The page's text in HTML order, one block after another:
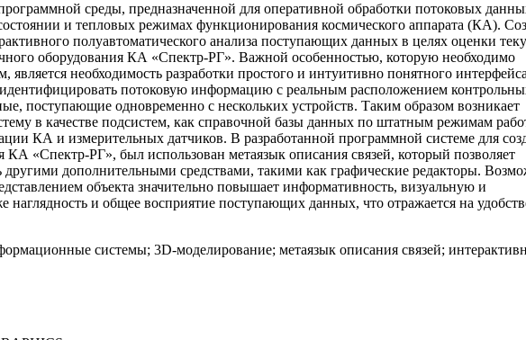
среды, предназначенной для оперативной обработки потоковых
и тепловых режимах функционирования космического аппарата (КА).
полуавтоматического анализа поступающих данных в целях оценки
оборудования КА «Спектр-РГ». Важной особенностью, которую необходимо
является необходимость разработки простого и интуитивно понятного
потоковую информацию с реальным расположением
поступающие одновременно с нескольких устройств. Таким образом возникает
в качестве подсистем, как справочной базы данных по штатным режимам
КА и измерительных датчиков. В разработанной программной системе для
«Спектр-РГ», был использован метаязык описания связей, который позволяет
другими дополнительными средствами, такими как графические редакторы.
объекта значительно повышает информативность, визуальную и
наглядность и общее восприятие поступающих данных, что отражается на
системы; 3D-моделирование; метаязык описания связей;